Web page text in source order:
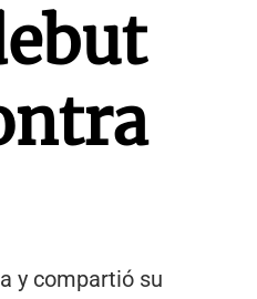
y compartió su